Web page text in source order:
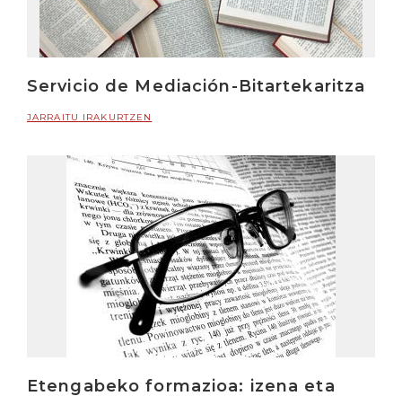
Servicio de Mediación-Bitartekaritza
JARRAITU IRAKURTZEN
Etengabeko formazioa: izena eta